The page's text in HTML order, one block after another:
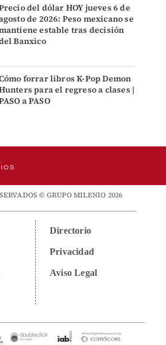
del dólar HOY jueves 6 de
de 2026: Peso mexicano se
estable tras decisión
Banxico
forrar libros K-Pop Demon
para el regreso a clases |
a PASO
© GRUPO MILENIO 2026
Directorio
Privacidad
Aviso Legal